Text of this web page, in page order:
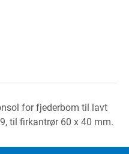
for fjederbom til lavt
til firkantrør 60 x 40 mm.